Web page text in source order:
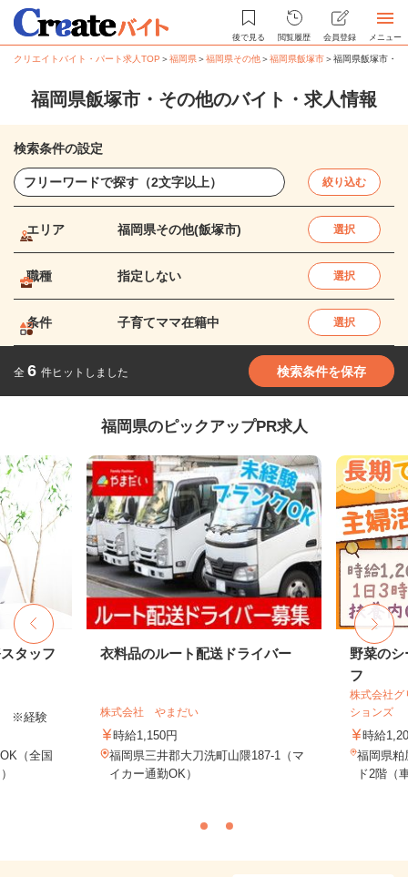
後で見る 閲覧履歴 会員登録 メニュー
クリエイトバイト・パート求人TOP ＞福岡県＞福岡県その他＞福岡県飯塚市＞福岡県飯塚市・
福岡県飯塚市・その他のバイト・求人情報
検索条件の設定
絞り込む
エリア 福岡県その他(飯塚市) 選択
職種 指定しない 選択
条件 子育てママ在籍中 選択
全 6 件ヒットしました 検索条件を保存
福岡県のピックアップPR求人
タッフ
※経験
（全国
衣料品のルート配送ドライバー
株式会社 やまだい
時給1,150円
福岡県三井郡大刀洗町山隈187-1（マ
イカー通勤OK）
野菜の
フ
株式会社グ
ションズ
時給
福岡県粕
ド2階（